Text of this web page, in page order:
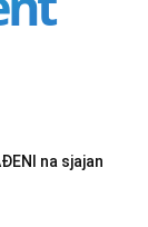
na sjajan